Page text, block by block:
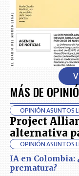
MÁS DE
OPINIÓN ASUNTOS
Project
alternativa
OPINIÓN ASUNTOS
IA en Colombia:
prematura?